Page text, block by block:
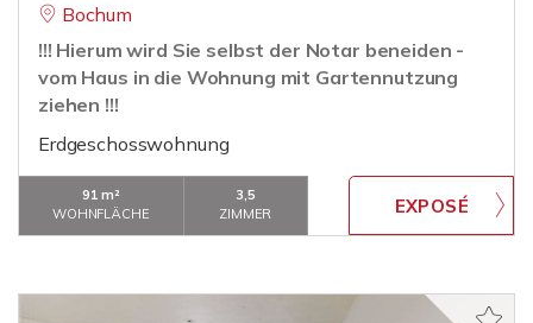
Bochum
!!! Hierum wird Sie selbst der Notar beneiden -
vom Haus in die Wohnung mit Gartennutzung
ziehen !!!
Erdgeschosswohnung
91 m²
WOHNFLÄCHE
3,5
ZIMMER